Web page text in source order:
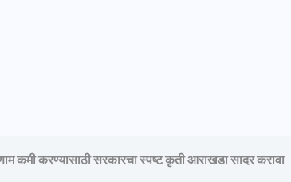
कमी करण्यासाठी सरकारचा स्पष्ट कृती आराखडा सादर करावा